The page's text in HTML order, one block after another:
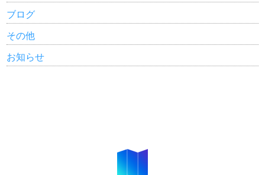
ブログ
その他
お知らせ